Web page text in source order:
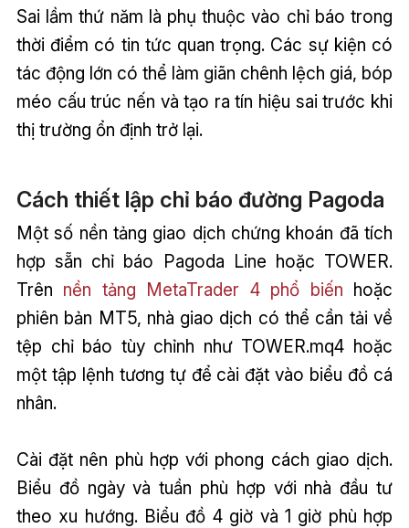
Sai lầm thứ năm là phụ thuộc vào chỉ báo trong
thời điểm có tin tức quan trọng. Các sự kiện có
tác động lớn có thể làm giãn chênh lệch giá, bóp
méo cấu trúc nến và tạo ra tín hiệu sai trước khi
thị trường ổn định trở lại.
Cách thiết lập chỉ báo đường Pagoda
Một số nền tảng giao dịch chứng khoán đã tích
hợp sẵn chỉ báo Pagoda Line hoặc TOWER.
Trên nền tảng MetaTrader 4 phổ biến hoặc
phiên bản MT5, nhà giao dịch có thể cần tải về
tệp chỉ báo tùy chỉnh như TOWER.mq4 hoặc
một tập lệnh tương tự để cài đặt vào biểu đồ cá
nhân.
Cài đặt nên phù hợp với phong cách giao dịch.
Biểu đồ ngày và tuần phù hợp với nhà đầu tư
theo xu hướng. Biểu đồ 4 giờ và 1 giờ phù hợp